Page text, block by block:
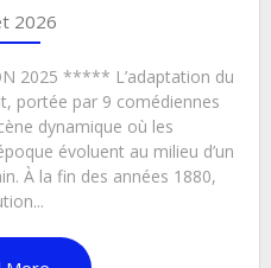
2026
2025 ***** L’adaptation du
portée par 9 comédiennes
dynamique où les
évoluent au milieu d’un
À la fin des années 1880,